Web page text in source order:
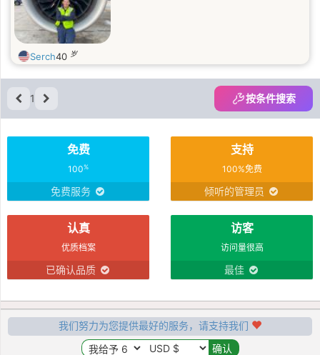
Serch40 岁
1 按条件搜索
免费
100%
免费服务
支持
100%免费
倾听的管理员
认真
优质档案
已确认品质
访客
访问量很高
最佳
我们努力为您提供最好的服务，请支持我们